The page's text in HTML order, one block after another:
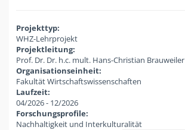
Projekttyp:
WHZ-Lehrprojekt
Projektleitung:
Prof. Dr. Dr. h.c. mult. Hans-Christian Brauweiler
Organisationseinheit:
Fakultät Wirtschaftswissenschaften
Laufzeit:
04/2026- 12/2026
Forschungsprofile:
Nachhaltigkeit und Interkulturalität